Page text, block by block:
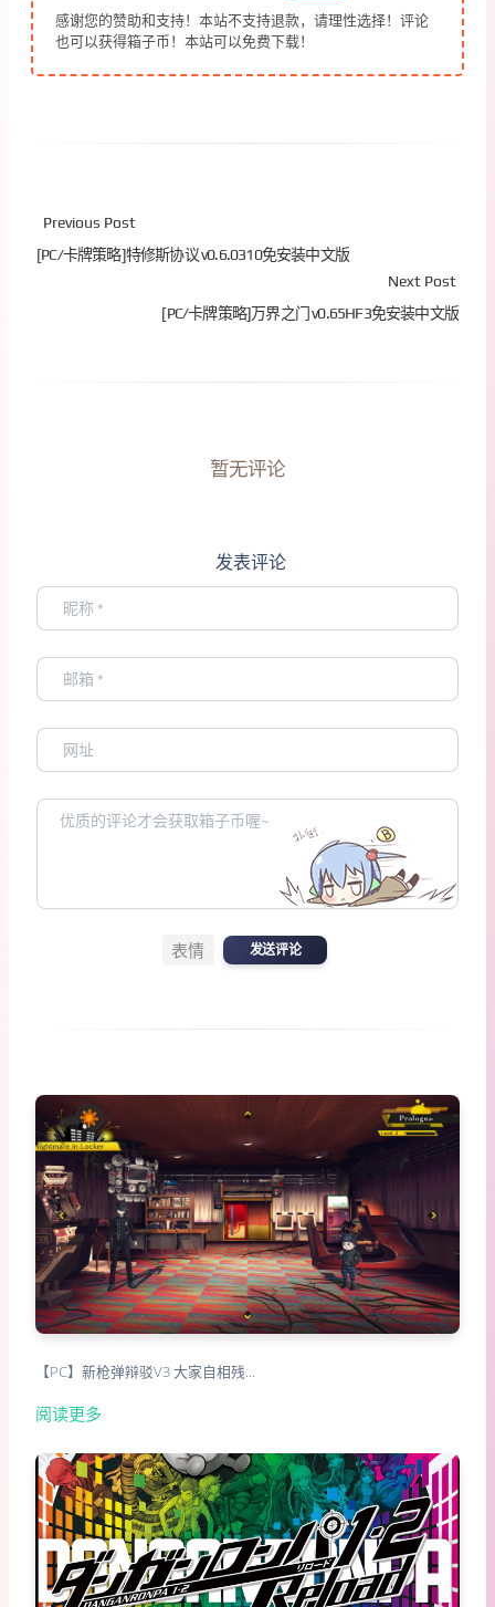
感谢您的赞助和支持！本站不支持退款，请理性选择！评论
也可以获得箱子币！本站可以免费下载！
Previous Post
[PC/卡牌策略]特修斯协议 v0.6.0310免安装中文版
Next Post
[PC/卡牌策略]万界之门 v0.65HF3免安装中文版
暂无评论
发表评论
表情 发送评论
【PC】新枪弹辩驳V3 大家自相残…
阅读更多